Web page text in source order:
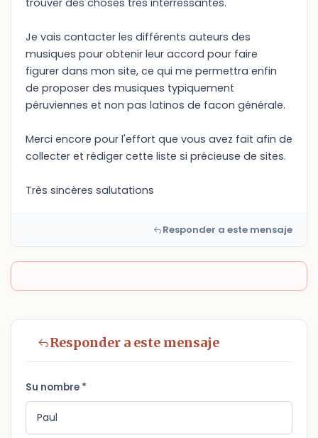
trouver des choses très interressantes.
Je vais contacter les différents auteurs des
musiques pour obtenir leur accord pour faire
figurer dans mon site, ce qui me permettra enfin
de proposer des musiques typiquement
péruviennes et non pas latinos de facon générale.
Merci encore pour l'effort que vous avez fait afin de
collecter et rédiger cette liste si précieuse de sites.
Très sincères salutations
Responder a este mensaje
Responder a este mensaje
Su nombre *